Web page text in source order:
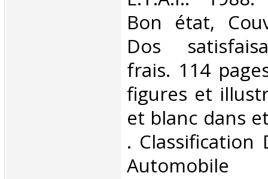
Bon état,
Dos
frais. 114
figures et
et blanc dans
. Classification
Automobile‎